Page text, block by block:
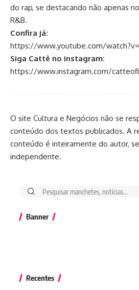
do rap, se destacando não apenas
R&B.
Confira já:
https://www.youtube.com/
Siga Cattê no instagram:
https://www.instagram.com/
O site Cultura e Negócios não se
conteúdo dos textos publicados. A
conteúdo é inteiramente do autor,
independente.
Banner
Recentes